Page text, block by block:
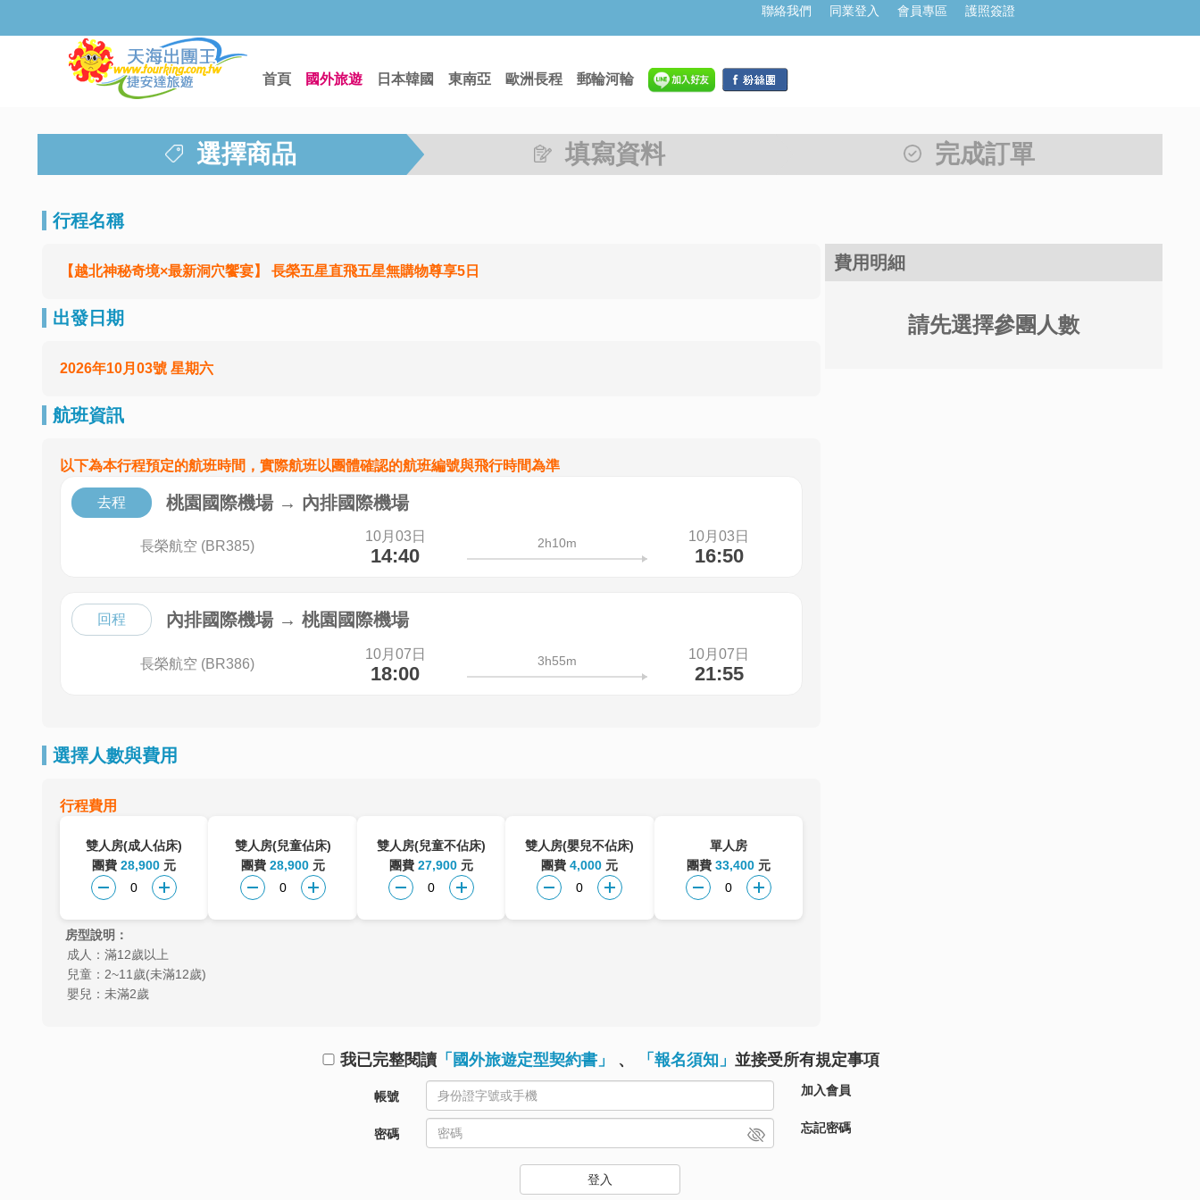
聯絡我們 同業登入 會員專區 護照簽證
首頁 國外旅遊 日本韓國 東南亞 歐洲長程 郵輪河輪
選擇商品 填寫資料 完成訂單
行程名稱
【越北神秘奇境×最新洞穴饗宴】 長榮五星直飛五星無購物尊享5日
出發日期
2026年10月03號 星期六
航班資訊
以下為本行程預定的航班時間，實際航班以團體確認的航班編號與飛行時間為準
去程 桃園國際機場 → 內排國際機場
長榮航空 (BR385)
10月03日
14:40
2h10m 10月03日
16:50
回程 內排國際機場 → 桃園國際機場
長榮航空 (BR386)
10月07日
18:00
3h55m 10月07日
21:55
選擇人數與費用
行程費用
雙人房(成人佔床)
團費28,900 元
雙人房(兒童佔床)
團費 28,900元
雙人房(兒童不佔床)
團費27,900 元
雙人房(嬰兒不佔床)
團費4,000 元
單人房
團費 33,400元
房型說明：
成人：滿12歲以上
兒童：2~11歲(未滿12歲)
嬰兒：未滿2歲
費用明細
請先選擇參團人數
我已完整閱讀「國外旅遊定型契約書」 、 「報名須知」 並接受所有規定事項
帳號 加入會員
密碼 忘記密碼
登入